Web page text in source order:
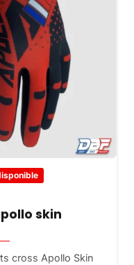
skin
cross Apollo Skin